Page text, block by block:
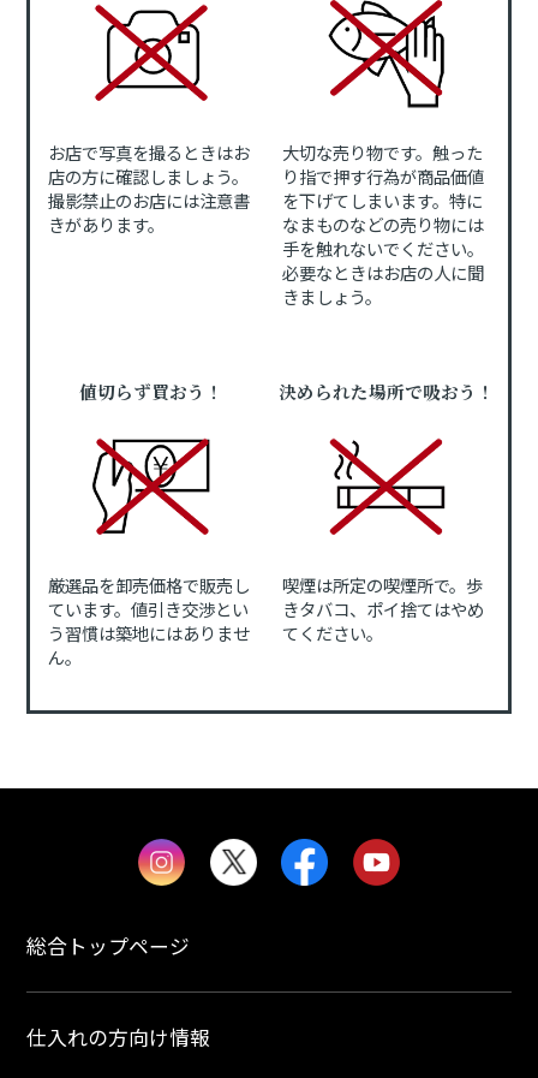
お店で写真を撮るときはお
店の方に確認しましょう。
撮影禁止のお店には注意書
きがあります。
大切な売り物です。触った
り指で押す行為が商品価値
を下げてしまいます。特に
なまものなどの売り物には
手を触れないでください。
必要なときはお店の人に聞
きましょう。
値切らず買おう！
厳選品を卸売価格で販売し
ています。値引き交渉とい
う習慣は築地にはありませ
ん。
決められた場所で吸おう！
喫煙は所定の喫煙所で。歩
きタバコ、ポイ捨てはやめ
てください。
総合トップページ
仕入れの方向け情報